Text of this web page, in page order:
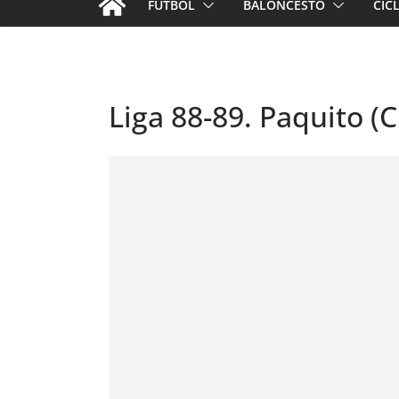
FÚTBOL BALONCESTO
Liga 88-89. Paquito